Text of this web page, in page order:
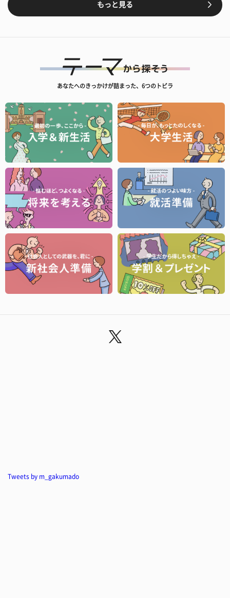
もっと見る
あなたへのきっかけが詰まった、6つのトビラ
Tweets by m_gakumado